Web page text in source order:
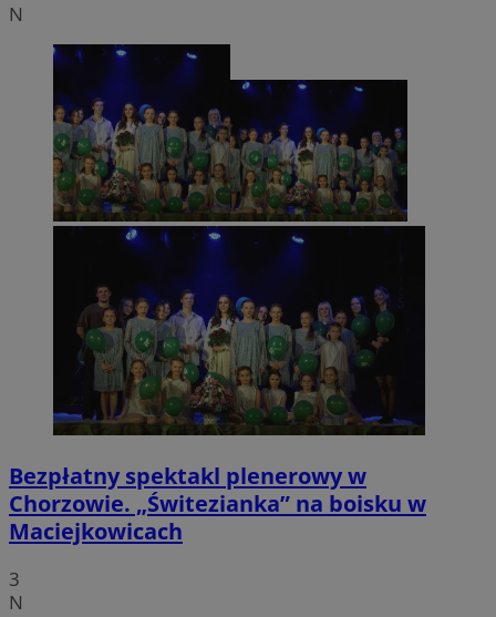
N
Bezpłatny spektakl plenerowy w
Chorzowie. „Świtezianka” na boisku w
Maciejkowicach
3
N